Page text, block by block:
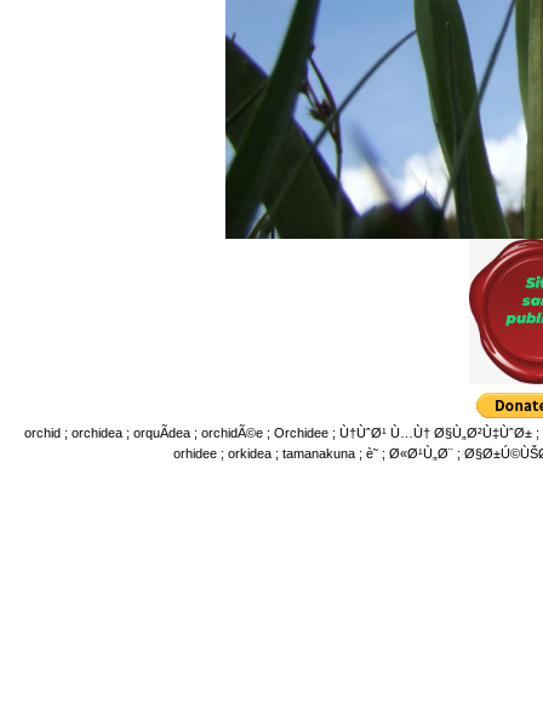
orchid ; orchidea ; orquÃ­dea ; orchidÃ©e ; Orchidee ; Ù†ÙˆØ¹ Ù…Ù†
orhidee ; orkidea ; tamanakuna ; è˜­ ; Ø«Ø¹Ù„Ø¨ ;